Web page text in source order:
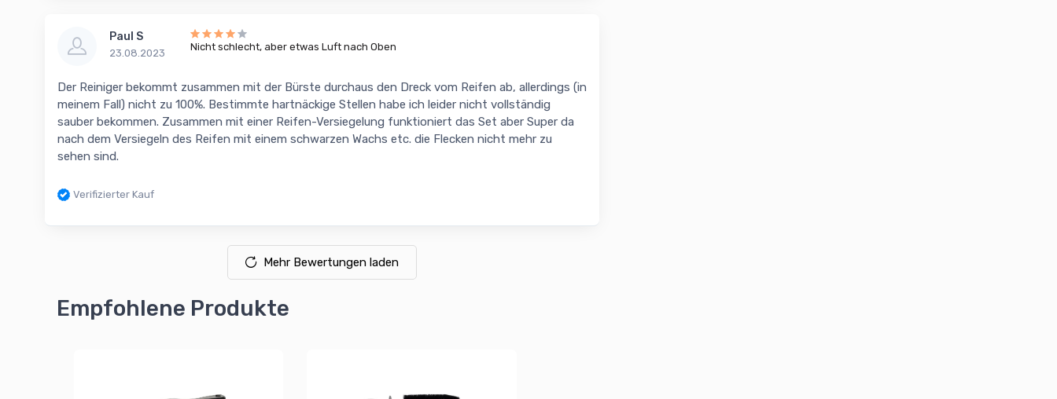
Paul S
23.08.2023
Nicht schlecht, aber etwas Luft nach Oben
Der Reiniger bekommt zusammen mit der Bürste durchaus den Dreck vom Reifen ab, allerdings (in
meinem Fall) nicht zu 100%. Bestimmte hartnäckige Stellen habe ich leider nicht vollständig
sauber bekommen. Zusammen mit einer Reifen-Versiegelung funktioniert das Set aber Super da
nach dem Versiegeln des Reifen mit einem schwarzen Wachs etc. die Flecken nicht mehr zu
sehen sind.
Verifizierter Kauf
Mehr Bewertungen laden
Empfohlene Produkte